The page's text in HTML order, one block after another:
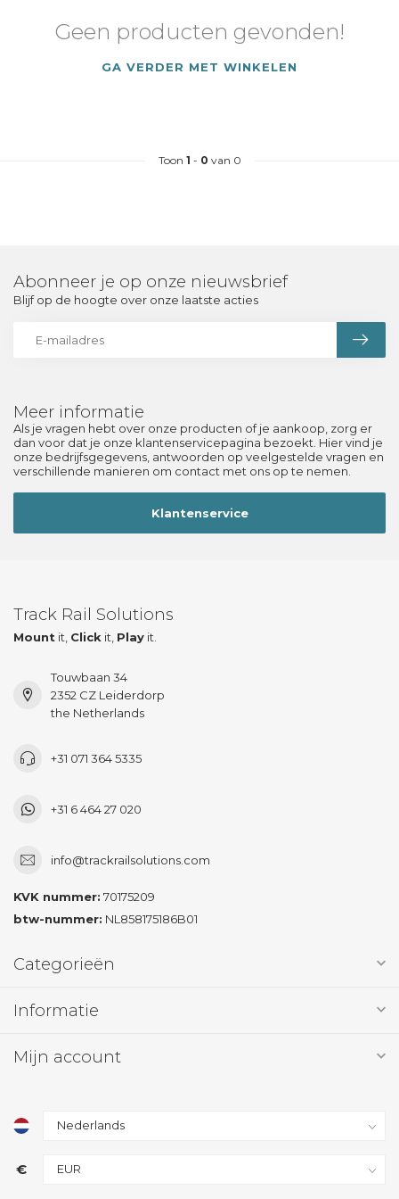
Geen producten gevonden!
GA VERDER MET WINKELEN
Toon 1 - 0 van 0
Meer informatie
Als je vragen hebt over onze producten of je aankoop, zorg er
dan voor dat je onze klantenservicepagina bezoekt. Hier vind je
onze bedrijfsgegevens, antwoorden op veelgestelde vragen en
verschillende manieren om contact met ons op te nemen.
Klantenservice
Abonneer je op onze nieuwsbrief
Blijf op de hoogte over onze laatste acties
Track Rail Solutions
Mount it, Click it, Play it.
Touwbaan 34
2352 CZ Leiderdorp
the Netherlands
+31 071 364 5335
+31 6 464 27 020
info@trackrailsolutions.com
KVK nummer: 70175209
btw-nummer: NL858175186B01
Categorieën
Informatie
Mijn account
€